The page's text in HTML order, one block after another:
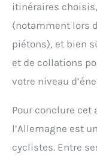
itinéraires
(notamment lors
piétons), et bien
et de collations
votre niveau
Pour conclure cet
l’Allemagne est
cyclistes. Entre